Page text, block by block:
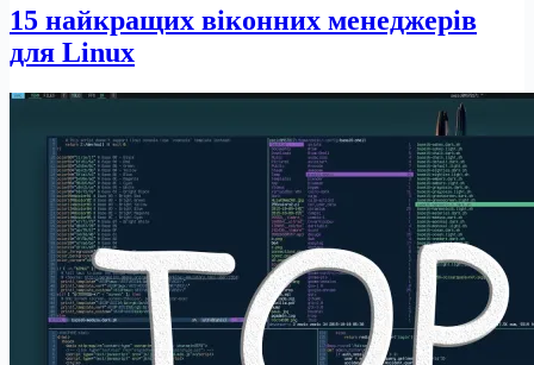
15 найкращих віконних менеджерів
для Linux